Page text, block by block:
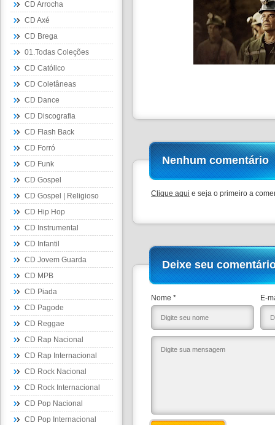
CD Arrocha
CD Axé
CD Brega
01.Todas Coleções
CD Católico
CD Coletâneas
CD Dance
CD Discografia
CD Flash Back
CD Forró
CD Funk
CD Gospel
CD Gospel | Religioso
CD Hip Hop
CD Instrumental
CD Infantil
CD Jovem Guarda
CD MPB
CD Piada
CD Pagode
CD Reggae
CD Rap Nacional
CD Rap Internacional
CD Rock Nacional
CD Rock Internacional
CD Pop Nacional
CD Pop Internacional
Nenhum comentário
Clique aqui e seja o primeiro a
Deixe seu
Nome * E-